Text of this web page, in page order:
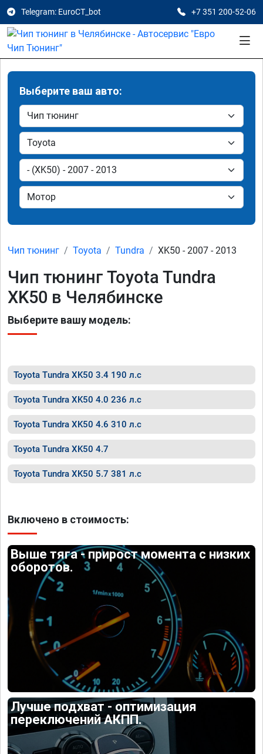
Telegram: EuroCT_bot +7 351 200-52-06
Выберите ваш авто:
Чип тюнинг Toyota Tundra XK50 - 2007 - 2013
Чип тюнинг Toyota Tundra
XK50 в Челябинске
Выберите вашу модель:
Toyota Tundra XK50 3.4 190 л.с
Toyota Tundra XK50 4.0 236 л.с
Toyota Tundra XK50 4.6 310 л.с
Toyota Tundra XK50 4.7
Toyota Tundra XK50 5.7 381 л.с
Включено в стоимость:
Выше тяга - прирост момента с низких
оборотов.
Лучше подхват - оптимизация
переключений АКПП.